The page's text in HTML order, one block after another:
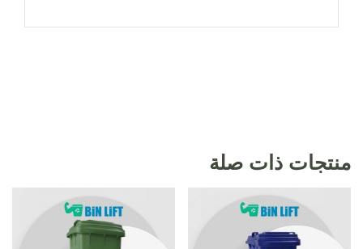
منتجات ذات صلة